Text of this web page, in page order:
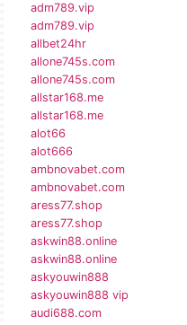
adm789.vip
adm789.vip
allbet24hr
allone745s.com
allone745s.com
allstar168.me
allstar168.me
alot66
alot666
ambnovabet.com
ambnovabet.com
aress77.shop
aress77.shop
askwin88.online
askwin88.online
askyouwin888
askyouwin888 vip
audi688.com